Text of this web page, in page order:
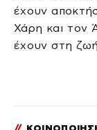
έχουν
Χάρη και τον
έχουν στη